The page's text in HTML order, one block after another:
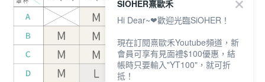
SIOHER熹歐禾
Hi Dear~❤歡迎光臨SiOHER！
現在訂閱熹歐禾Youtube頻道，新
會員可享有見面禮$100優惠，結
帳時只要輸入"YT100"，就可折
抵！